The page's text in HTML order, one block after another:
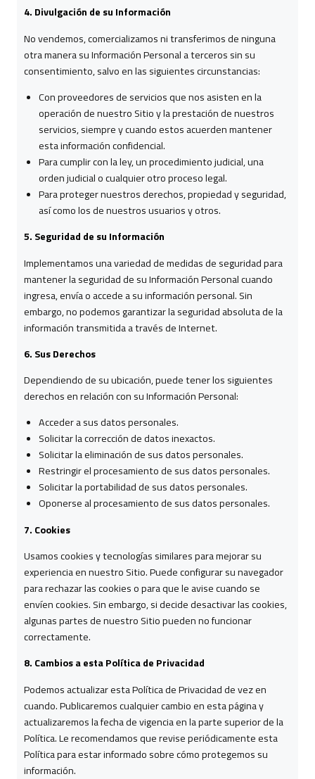
4. Divulgación de su Información
No vendemos, comercializamos ni transferimos de ninguna
otra manera su Información Personal a terceros sin su
consentimiento, salvo en las siguientes circunstancias:
Con proveedores de servicios que nos asisten en la
operación de nuestro Sitio y la prestación de nuestros
servicios, siempre y cuando estos acuerden mantener
esta información confidencial.
Para cumplir con la ley, un procedimiento judicial, una
orden judicial o cualquier otro proceso legal.
Para proteger nuestros derechos, propiedad y seguridad,
así como los de nuestros usuarios y otros.
5. Seguridad de su Información
Implementamos una variedad de medidas de seguridad para
mantener la seguridad de su Información Personal cuando
ingresa, envía o accede a su información personal. Sin
embargo, no podemos garantizar la seguridad absoluta de la
información transmitida a través de Internet.
6. Sus Derechos
Dependiendo de su ubicación, puede tener los siguientes
derechos en relación con su Información Personal:
Acceder a sus datos personales.
Solicitar la corrección de datos inexactos.
Solicitar la eliminación de sus datos personales.
Restringir el procesamiento de sus datos personales.
Solicitar la portabilidad de sus datos personales.
Oponerse al procesamiento de sus datos personales.
7. Cookies
Usamos cookies y tecnologías similares para mejorar su
experiencia en nuestro Sitio. Puede configurar su navegador
para rechazar las cookies o para que le avise cuando se
envíen cookies. Sin embargo, si decide desactivar las cookies,
algunas partes de nuestro Sitio pueden no funcionar
correctamente.
8. Cambios a esta Política de Privacidad
Podemos actualizar esta Política de Privacidad de vez en
cuando. Publicaremos cualquier cambio en esta página y
actualizaremos la fecha de vigencia en la parte superior de la
Política. Le recomendamos que revise periódicamente esta
Política para estar informado sobre cómo protegemos su
información.